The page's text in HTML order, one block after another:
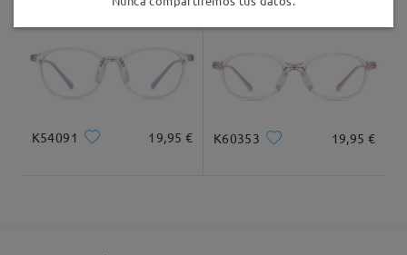
K54091 19,95 € K60353 19,95 €